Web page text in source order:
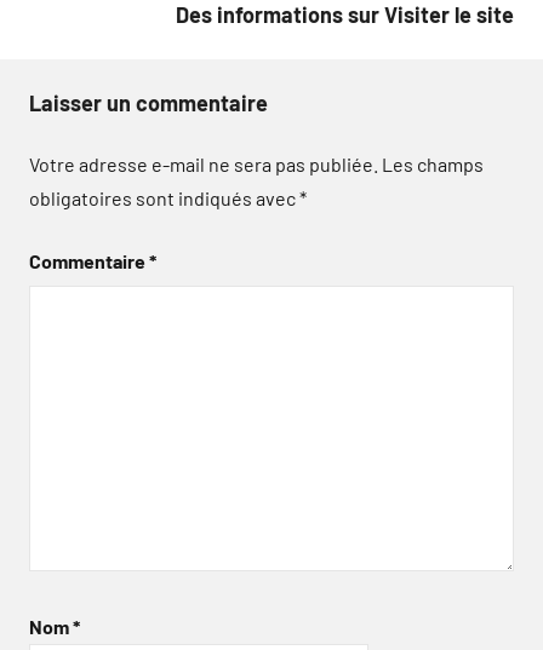
Des informations sur Visiter le site
Laisser un commentaire
Votre adresse e-mail ne sera pas publiée. Les champs
obligatoires sont indiqués avec*
Commentaire*
Nom*